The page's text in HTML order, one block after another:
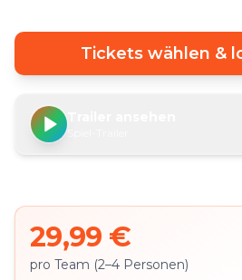
Tickets wählen &
29,99 €
pro Team (2–4 Personen)